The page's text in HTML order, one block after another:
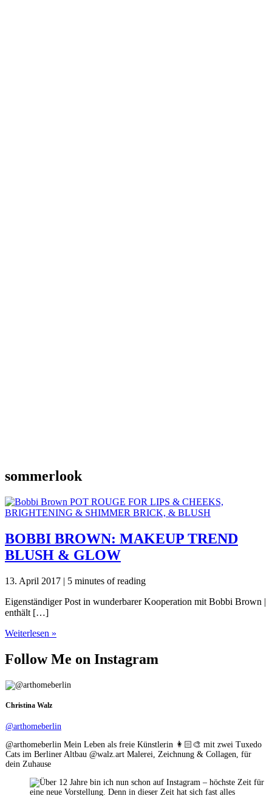
sommerlook
BOBBI BROWN: MAKEUP TREND
BLUSH & GLOW
13. April 2017 | 5 minutes of reading
Eigenständiger Post in wunderbarer Kooperation mit Bobbi Brown |
enthält […]
BOBBI
MAKEUP
TREND
&
Weiterlesen »
Follow Me on Instagram
Christina Walz
@arthomeberlin
@arthomeberlin Mein Leben als freie Künstlerin 👩🏻‍🎨 mit zwei Tuxedo
Cats im Berliner Altbau @walz.art Malerei, Zeichnung & Collagen, für
dein Zuhause